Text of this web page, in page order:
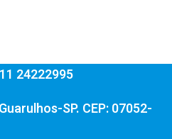
11 24222995
SP. CEP: 07052-